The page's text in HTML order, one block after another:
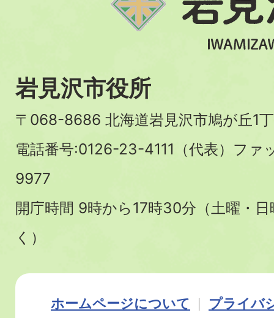
岩見沢市役所
〒068-8686 北海道岩見沢市鳩が丘1
電話番号:0126-23-4111（代表）フ
9977
開庁時間 9時から17時30分（土曜・
く）
ホームページについて
プライバ